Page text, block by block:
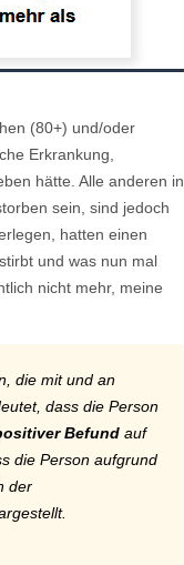
(80+) und/oder
Erkrankung,
hätte. Alle anderen in
sein, sind jedoch
hatten einen
und was nun mal
nicht mehr, meine
die mit und an
dass die Person
Befund auf
die Person aufgrund
der